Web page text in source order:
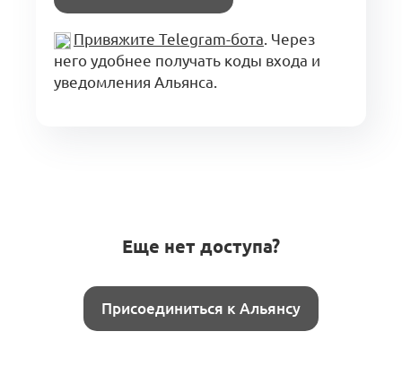
Привяжите Telegram-бота. Через
него удобнее получать коды входа и
уведомления Альянса.
Еще нет доступа?
Присоединиться к Альянсу